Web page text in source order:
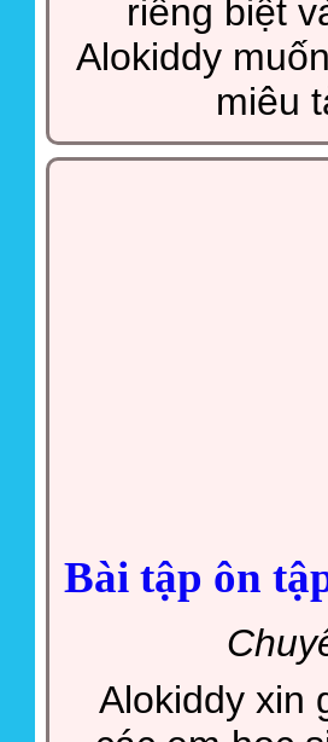
riêng biệt
Alokiddy
miêu
Bài tập ôn
Alokiddy xin